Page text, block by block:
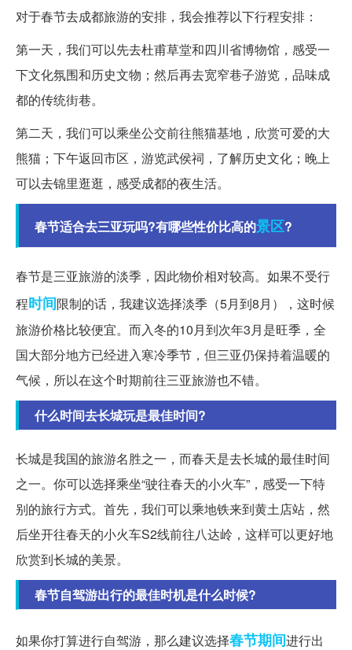
对于春节去成都旅游的安排，我会推荐以下行程安排：
第一天，我们可以先去杜甫草堂和四川省博物馆，感受一
下文化氛围和历史文物；然后再去宽窄巷子游览，品味成
都的传统街巷。
第二天，我们可以乘坐公交前往熊猫基地，欣赏可爱的大
熊猫；下午返回市区，游览武侯祠，了解历史文化；晚上
可以去锦里逛逛，感受成都的夜生活。
春节适合去三亚玩吗?有哪些性价比高的景区?
春节是三亚旅游的淡季，因此物价相对较高。如果不受行
程时间限制的话，我建议选择淡季（5月到8月），这时候
旅游价格比较便宜。而入冬的10月到次年3月是旺季，全
国大部分地方已经进入寒冷季节，但三亚仍保持着温暖的
气候，所以在这个时期前往三亚旅游也不错。
什么时间去长城玩是最佳时间?
长城是我国的旅游名胜之一，而春天是去长城的最佳时间
之一。你可以选择乘坐“驶往春天的小火车”，感受一下特
别的旅行方式。首先，我们可以乘地铁来到黄土店站，然
后坐开往春天的小火车S2线前往八达岭，这样可以更好地
欣赏到长城的美景。
春节自驾游出行的最佳时机是什么时候?
如果你打算进行自驾游，那么建议选择春节期间进行出